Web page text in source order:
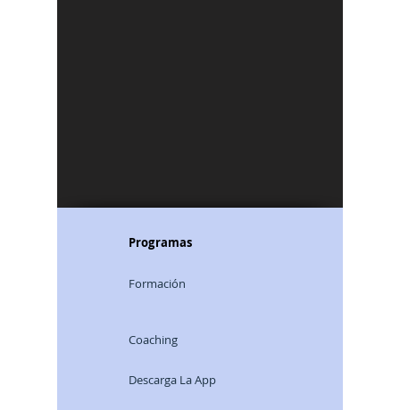
Programas
Formación
Coaching
Descarga La App